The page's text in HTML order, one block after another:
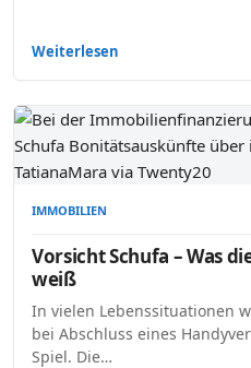
Weiterlesen
IMMOBILIEN
Vorsicht Schufa – Was
weiß
In vielen Lebenssituationen
bei Abschluss eines
Spiel. Die…